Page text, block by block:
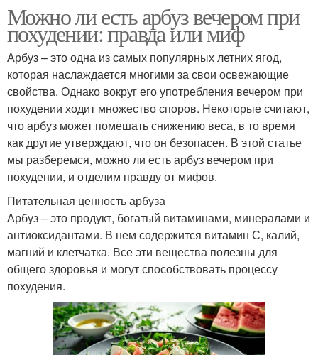
Можно ли есть арбуз вечером при
похудении: правда или миф
Арбуз – это одна из самых популярных летних ягод,
которая наслаждается многими за свои освежающие
свойства. Однако вокруг его употребления вечером при
похудении ходит множество споров. Некоторые считают,
что арбуз может помешать снижению веса, в то время
как другие утверждают, что он безопасен. В этой статье
мы разберемся, можно ли есть арбуз вечером при
похудении, и отделим правду от мифов.
Питательная ценность арбуза
Арбуз – это продукт, богатый витаминами, минералами и
антиоксидантами. В нем содержится витамин С, калий,
магний и клетчатка. Все эти вещества полезны для
общего здоровья и могут способствовать процессу
похудения.